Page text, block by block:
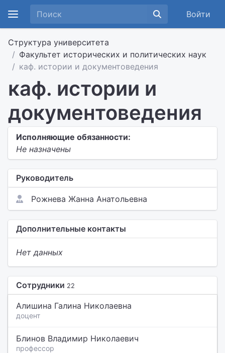
Войти
Структура университета
Факультет исторических и политических наук
каф. истории и документоведения
каф. истории и
документоведения
Исполняющие обязанности:
Не назначены
Руководитель
Рожнева Жанна Анатольевна
Дополнительные контакты
Нет данных
Сотрудники 22
Алишина Галина Николаевна
доцент
Блинов Владимир Николаевич
профессор